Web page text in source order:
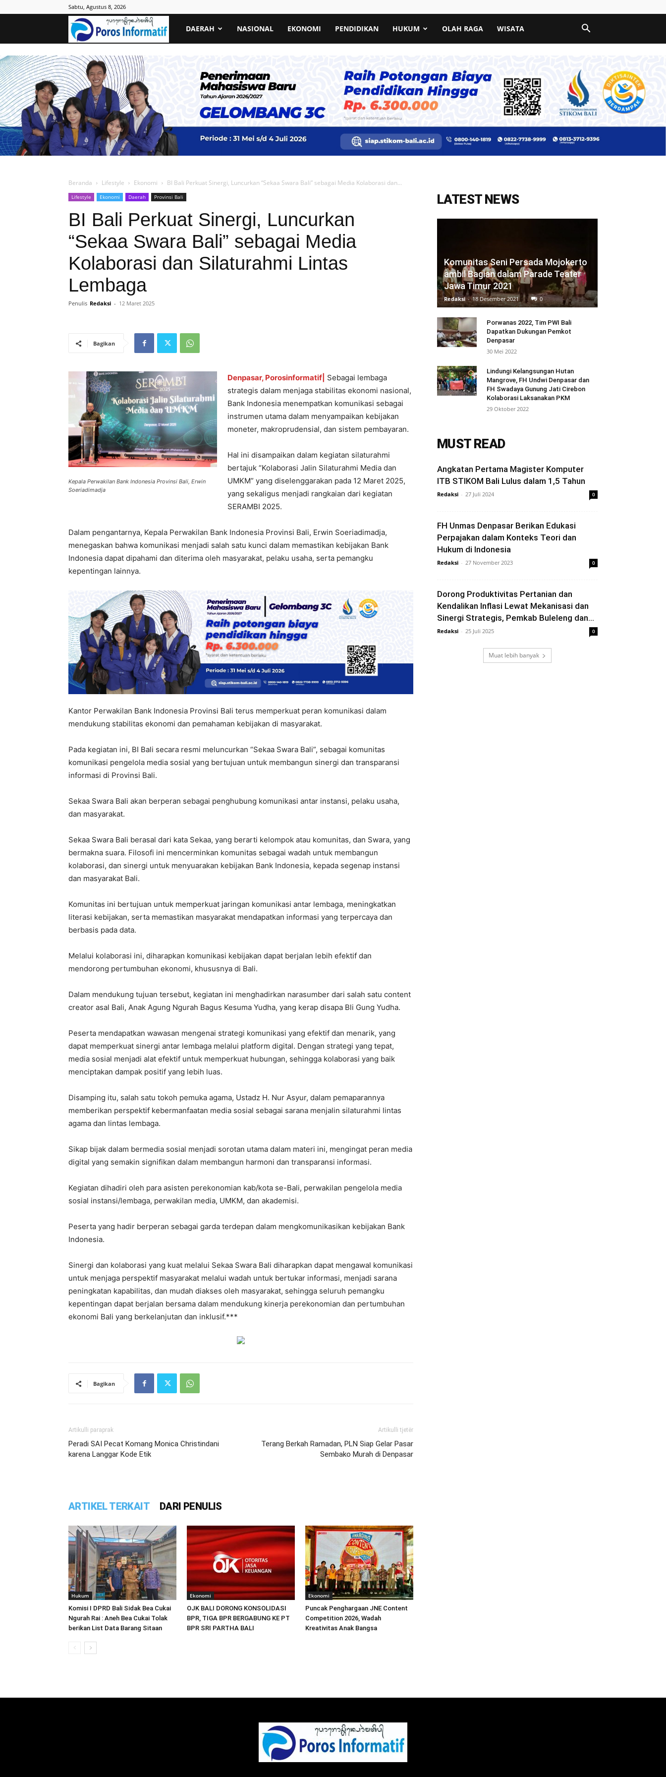
Sabtu, Agustus 8, 2026
Poros
DAERAH NASIONAL EKONOMI PENDIDIKAN HUKUM OLAH RAGA WISATA
Beranda Lifestyle Ekonomi BI Bali Perkuat Sinergi, Luncurkan “Sekaa Swara Bali” sebagai Media Kolaborasi dan...
Lifestyle Ekonomi Daerah Provinsi Bali
BI Bali Perkuat Sinergi, Luncurkan
“Sekaa Swara Bali” sebagai Media
Kolaborasi dan Silaturahmi Lintas
Lembaga
Penulis Redaksi - 12 Maret 2025
Bagikan
Kepala Perwakilan Bank Indonesia Provinsi Bali, Erwin
Soeriadimadja
Denpasar, Porosinformatif| Sebagai lembaga
strategis dalam menjaga stabilitas ekonomi nasional,
Bank Indonesia menempatkan komunikasi sebagai
instrumen utama dalam menyampaikan kebijakan
moneter, makroprudensial, dan sistem pembayaran.
Hal ini disampaikan dalam kegiatan silaturahmi
bertajuk “Kolaborasi Jalin Silaturahmi Media dan
UMKM” yang diselenggarakan pada 12 Maret 2025,
yang sekaligus menjadi rangkaian dari kegiatan
SERAMBI 2025.
Dalam pengantarnya, Kepala Perwakilan Bank Indonesia Provinsi Bali, Erwin Soeriadimadja,
menegaskan bahwa komunikasi menjadi salah satu kunci dalam memastikan kebijakan Bank
Indonesia dapat dipahami dan diterima oleh masyarakat, pelaku usaha, serta pemangku
kepentingan lainnya.
Kantor Perwakilan Bank Indonesia Provinsi Bali terus memperkuat peran komunikasi dalam
mendukung stabilitas ekonomi dan pemahaman kebijakan di masyarakat.
Pada kegiatan ini, BI Bali secara resmi meluncurkan “Sekaa Swara Bali”, sebagai komunitas
komunikasi pengelola media sosial yang bertujuan untuk membangun sinergi dan transparansi
informasi di Provinsi Bali.
Sekaa Swara Bali akan berperan sebagai penghubung komunikasi antar instansi, pelaku usaha,
dan masyarakat.
Sekaa Swara Bali berasal dari kata Sekaa, yang berarti kelompok atau komunitas, dan Swara, yang
bermakna suara. Filosofi ini mencerminkan komunitas sebagai wadah untuk membangun
kolaborasi, dan sinergi untuk menyuarakan kebijakan Bank Indonesia, kepada segenap instansi
dan masyarakat Bali.
Komunitas ini bertujuan untuk memperkuat jaringan komunikasi antar lembaga, meningkatkan
literasi kebijakan, serta memastikan masyarakat mendapatkan informasi yang terpercaya dan
berbasis pada data.
Melalui kolaborasi ini, diharapkan komunikasi kebijakan dapat berjalan lebih efektif dan
mendorong pertumbuhan ekonomi, khususnya di Bali.
Dalam mendukung tujuan tersebut, kegiatan ini menghadirkan narasumber dari salah satu content
creator asal Bali, Anak Agung Ngurah Bagus Kesuma Yudha, yang kerap disapa Bli Gung Yudha.
Peserta mendapatkan wawasan mengenai strategi komunikasi yang efektif dan menarik, yang
dapat memperkuat sinergi antar lembaga melalui platform digital. Dengan strategi yang tepat,
media sosial menjadi alat efektif untuk memperkuat hubungan, sehingga kolaborasi yang baik
menciptakan dampak positif yang lebih luas.
Disamping itu, salah satu tokoh pemuka agama, Ustadz H. Nur Asyur, dalam pemaparannya
memberikan perspektif kebermanfaatan media sosial sebagai sarana menjalin silaturahmi lintas
agama dan lintas lembaga.
Sikap bijak dalam bermedia sosial menjadi sorotan utama dalam materi ini, mengingat peran media
digital yang semakin signifikan dalam membangun harmoni dan transparansi informasi.
Kegiatan dihadiri oleh para asisten perekonomian kab/kota se-Bali, perwakilan pengelola media
sosial instansi/lembaga, perwakilan media, UMKM, dan akademisi.
Peserta yang hadir berperan sebagai garda terdepan dalam mengkomunikasikan kebijakan Bank
Indonesia.
Sinergi dan kolaborasi yang kuat melalui Sekaa Swara Bali diharapkan dapat mengawal komunikasi
untuk menjaga perspektif masyarakat melalui wadah untuk bertukar informasi, menjadi sarana
peningkatan kapabilitas, dan mudah diakses oleh masyarakat, sehingga seluruh pemangku
kepentingan dapat berjalan bersama dalam mendukung kinerja perekonomian dan pertumbuhan
ekonomi Bali yang berkelanjutan dan inklusif.***
Bagikan
Artikulli paraprak
Peradi SAI Pecat Komang Monica Christindani
karena Langgar Kode Etik
Artikulli tjetër
Terang Berkah Ramadan, PLN Siap Gelar Pasar
Sembako Murah di Denpasar
ARTIKEL TERKAIT DARI PENULIS
Hukum
Komisi I DPRD Bali Sidak Bea Cukai
Ngurah Rai : Aneh Bea Cukai Tolak
berikan List Data Barang Sitaan
Ekonomi
OJK BALI DORONG KONSOLIDASI
BPR, TIGA BPR BERGABUNG KE PT
BPR SRI PARTHA BALI
Ekonomi
Puncak Penghargaan JNE Content
Competition 2026, Wadah
Kreativitas Anak Bangsa
LATEST NEWS
Komunitas Seni Persada Mojokerto
ambil Bagian dalam Parade Teater
Jawa Timur 2021
Redaksi - 18 Desember 2021 0
Porwanas 2022, Tim PWI Bali
Dapatkan Dukungan Pemkot
Denpasar
30 Mei 2022
Lindungi Kelangsungan Hutan
Mangrove, FH Undwi Denpasar dan
FH Swadaya Gunung Jati Cirebon
Kolaborasi Laksanakan PKM
29 Oktober 2022
MUST READ
Angkatan Pertama Magister Komputer
ITB STIKOM Bali Lulus dalam 1,5 Tahun
Redaksi - 27 Juli 2024 0
FH Unmas Denpasar Berikan Edukasi
Perpajakan dalam Konteks Teori dan
Hukum di Indonesia
Redaksi - 27 November 2023 0
Dorong Produktivitas Pertanian dan
Kendalikan Inflasi Lewat Mekanisasi dan
Sinergi Strategis, Pemkab Buleleng dan...
Redaksi - 25 Juli 2025 0
Muat lebih banyak